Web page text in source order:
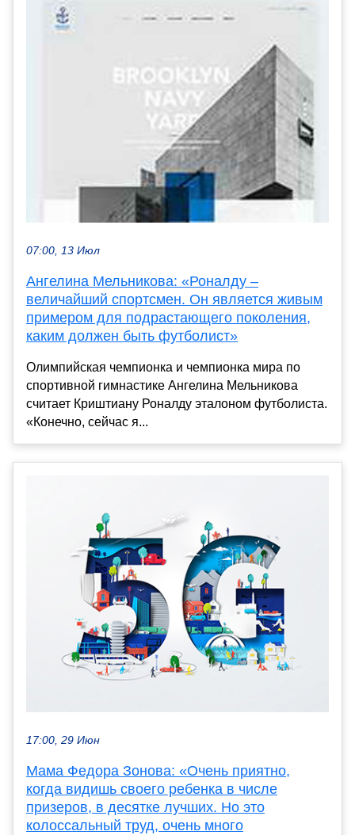
07:00, 13 Июл
Ангелина Мельникова: «Роналду –
величайший спортсмен. Он является живым
примером для подрастающего поколения,
каким должен быть футболист»
Олимпийская чемпионка и чемпионка мира по
спортивной гимнастике Ангелина Мельникова
считает Криштиану Роналду эталоном футболиста.
«Конечно, сейчас я...
17:00, 29 Июн
Мама Федора Зонова: «Очень приятно,
когда видишь своего ребенка в числе
призеров, в десятке лучших. Но это
колоссальный труд, очень много